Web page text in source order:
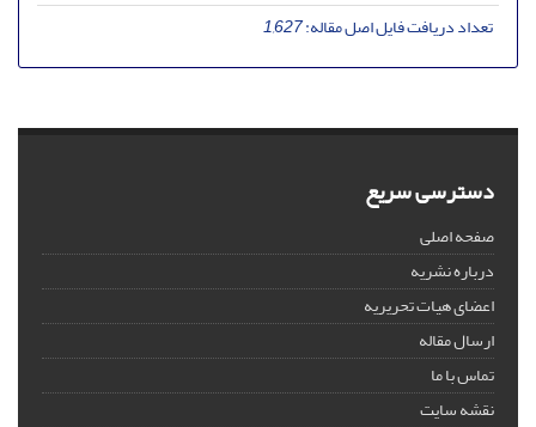
تعداد دریافت فایل اصل مقاله:1,627
دسترسی سریع
صفحه اصلی
درباره نشریه
اعضای هیات تحریریه
ارسال مقاله
تماس با ما
نقشه سایت